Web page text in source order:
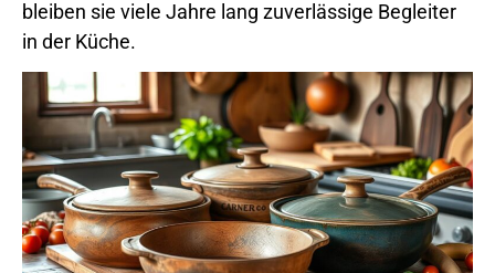
bleiben sie viele Jahre lang zuverlässige Begleiter
in der Küche.